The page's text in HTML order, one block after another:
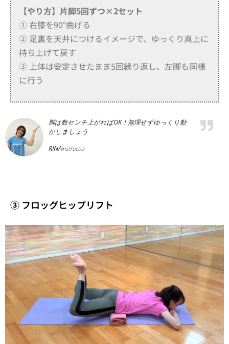
【やり方】 片脚5回ずつ×2セット
① 右膝を90°曲げる
② 足裏を天井につけるイメージで、ゆっくり真上に
持ち上げて戻す
③ 上体は安定させたまま5回繰り返し、左脚も同様
に行う
脚は数センチ上がればOK！無理せずゆっくり動
かしましょう
RINAinstructor
③ フロッグヒップリフト